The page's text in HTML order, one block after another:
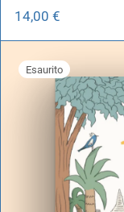
14,00 €
Esaurito